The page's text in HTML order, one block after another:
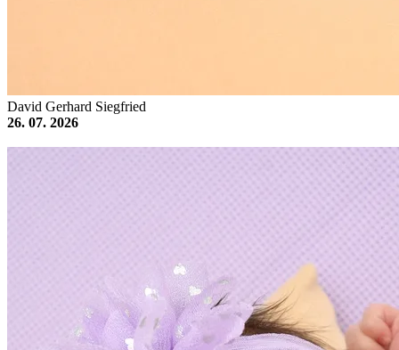
David Gerhard Siegfried
26. 07. 2026